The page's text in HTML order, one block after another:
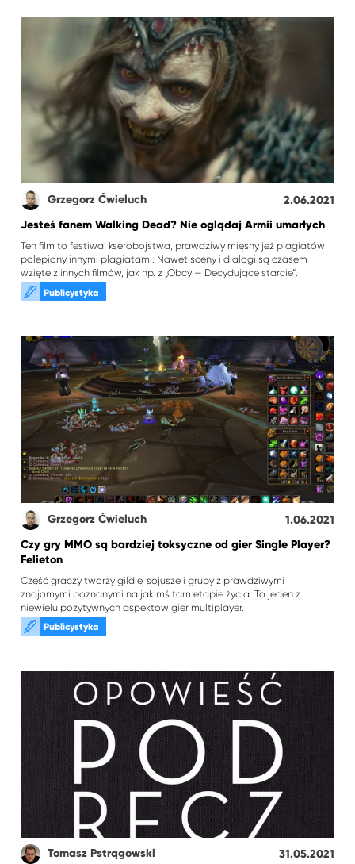
Grzegorz Ćwieluch
2.06.2021
Jesteś fanem Walking Dead? Nie oglądaj Armii umarłych
Ten film to festiwal kserobojstwa, prawdziwy mięsny jeż plagiatów
polepiony innymi plagiatami. Nawet sceny i dialogi są czasem
wzięte z innych filmów, jak np. z „Obcy — Decydujące starcie”.
Publicystyka
Grzegorz Ćwieluch
1.06.2021
Czy gry MMO są bardziej toksyczne od gier Single Player?
Felieton
Część graczy tworzy gildie, sojusze i grupy z prawdziwymi
znajomymi poznanymi na jakimś tam etapie życia. To jeden z
niewielu pozytywnych aspektów gier multiplayer.
Publicystyka
Tomasz Pstrągowski
31.05.2021